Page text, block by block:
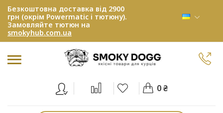
Безкоштовна доставка від 2900
грн (окрім Powermatic і тютюну).
Замовляйте тютюн на
smokyhub.com.ua
0 ₴